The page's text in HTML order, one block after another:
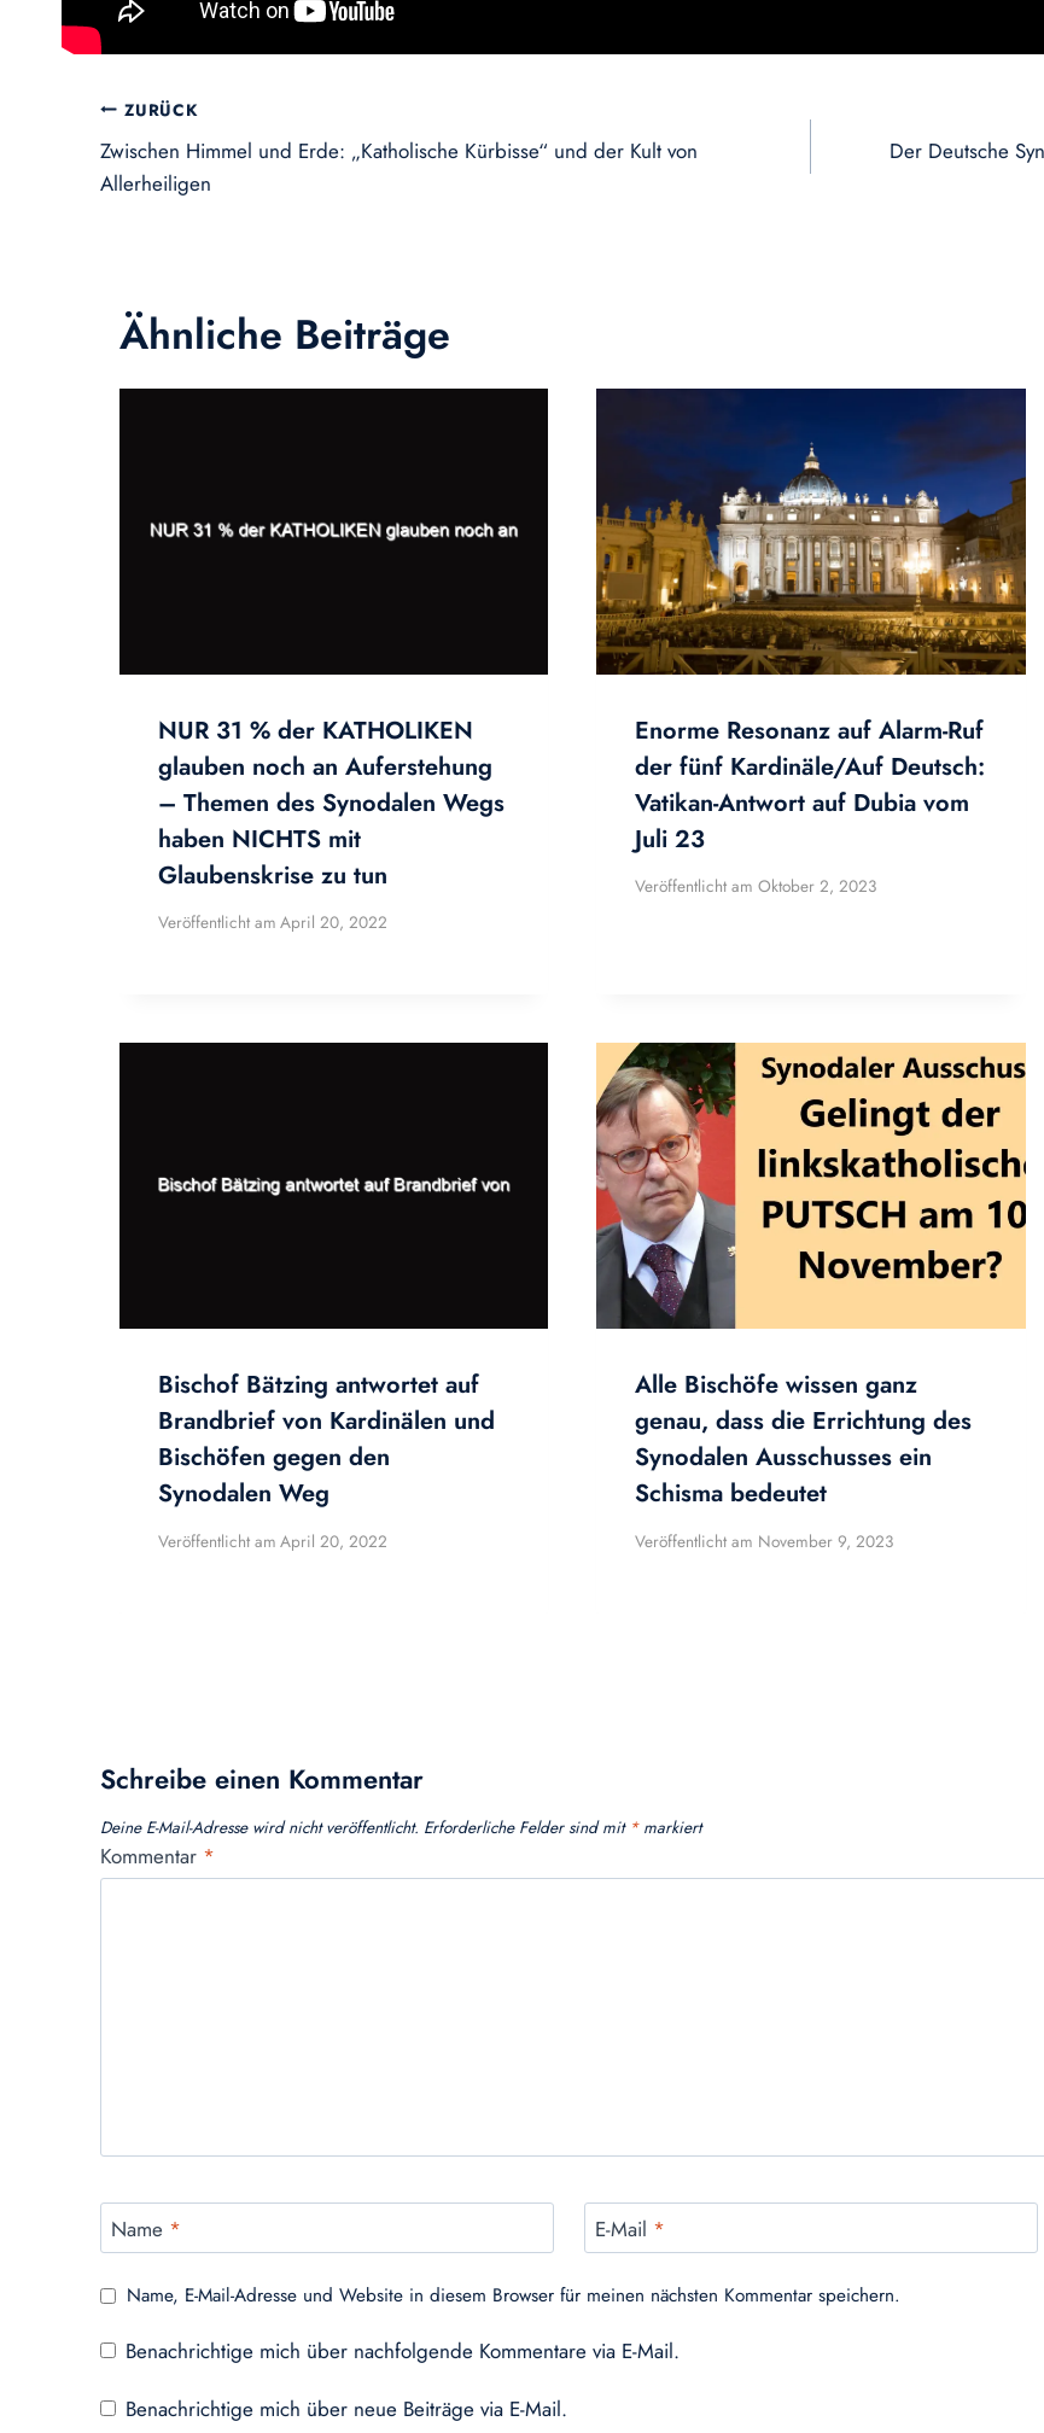
Beitragsnavigation
ZURÜCK
Zwischen Himmel und Erde: „Katholische Kürbisse“ und der Kult von
Allerheiligen
Der Deutsche
Ähnliche Beiträge
NUR 31 % der KATHOLIKEN
glauben noch an Auferstehung
– Themen des Synodalen Wegs
haben NICHTS mit
Glaubenskrise zu tun
Veröffentlicht am April 20, 2022
Enorme Resonanz auf Alarm-Ruf
der fünf Kardinäle/Auf Deutsch:
Vatikan-Antwort auf Dubia vom
Juli 23
Veröffentlicht am Oktober 2, 2023
Bischof Bätzing antwortet auf
Brandbrief von Kardinälen und
Bischöfen gegen den
Synodalen Weg
Veröffentlicht am April 20, 2022
Alle Bischöfe wissen ganz
genau, dass die Errichtung des
Synodalen Ausschusses ein
Schisma bedeutet
Veröffentlicht am November 9, 2023
Schreibe einen Kommentar
Deine E-Mail-Adresse wird nicht veröffentlicht. Erforderliche Felder sind mit *markiert
Kommentar *
Name * E-Mail *
Name, E-Mail-Adresse und Website in diesem Browser für meinen nächsten Kommentar speichern.
Benachrichtige mich über nachfolgende Kommentare via E-Mail.
Benachrichtige mich über neue Beiträge via E-Mail.